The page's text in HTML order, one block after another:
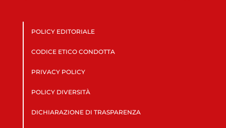
POLICY EDITORIALE
CODICE ETICO CONDOTTA
PRIVACY POLICY
POLICY DIVERSITÀ
DICHIARAZIONE DI TRASPARENZA